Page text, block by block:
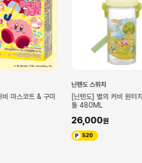
& 구미
닌텐도 스위치
[닌텐도] 별의 커비 원터치 클리어 보
틀 480ML
26,000